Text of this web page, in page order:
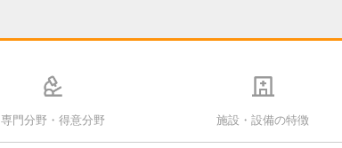
専門分野・得意分野 施設・設備の特徴